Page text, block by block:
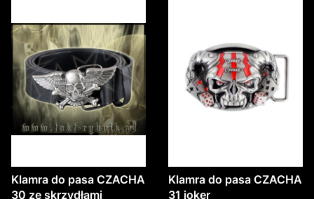
Klamra do pasa CZACHA
30 ze skrzydłami
Klamra do pasa CZACHA
31 joker